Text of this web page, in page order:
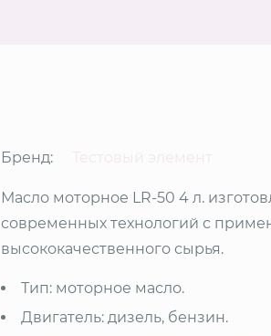
Бренд:
Масло моторное LR-50 4 л.
современных технологий с
высококачественного сырья.
Тип: моторное масло.
Двигатель: дизель, бензин.